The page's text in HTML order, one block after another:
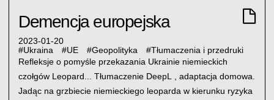
Demencja europejska
2023-01-20
#Ukraina #UE #Geopolityka #Tłumaczenia i przedruki
Refleksje o pomyśle przekazania Ukrainie niemieckich
czołgów Leopard... Tłumaczenie DeepL , adaptacja domowa.
Jadąc na grzbiecie niemieckiego leoparda w kierunku ryzyka